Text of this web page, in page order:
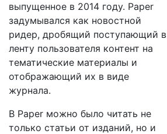
выпущенное в 2014 году. Paper
задумывался как новостной
ридер, дробящий поступающий в
ленту пользователя контент на
тематические материалы и
отображающий их в виде
журнала.
В Paper можно было читать не
только статьи от изданий, но и